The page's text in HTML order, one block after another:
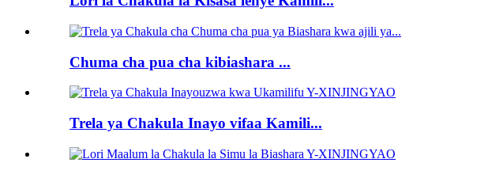
Chuma cha pua cha kibiashara ...
Trela ​​ya Chakula Inayo vifaa Kamili...